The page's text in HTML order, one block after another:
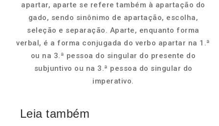
apartar, aparte se refere também à apartação do
gado, sendo sinônimo de apartação, escolha,
seleção e separação. Aparte, enquanto forma
verbal, é a forma conjugada do verbo apartar na 1.ª
ou na 3.ª pessoa do singular do presente do
subjuntivo ou na 3.ª pessoa do singular do
imperativo.
Leia também